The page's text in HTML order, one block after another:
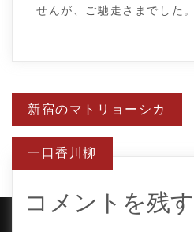
せんが、ご馳走さまでした。
投
稿
ナ
ビ
ゲ
ー
ョ
ン
新宿のマトリョーシカ
一口香川柳
コメントを残す